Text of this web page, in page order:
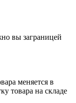
вы заграницей
меняется в
товара на складе